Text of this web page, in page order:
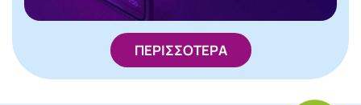
ΠΕΡΙΣΣΟΤΕΡΑ